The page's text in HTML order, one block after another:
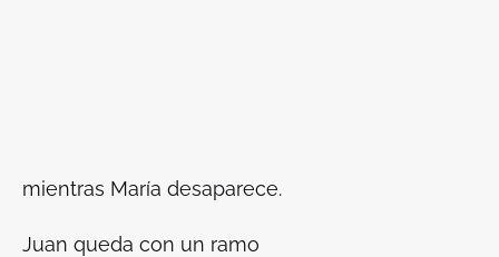
mientras María desaparece.
Juan queda con un ramo